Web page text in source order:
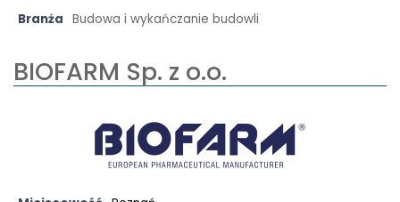
Branża Budowa i wykańczanie budowli
BIOFARM Sp. z o.o.